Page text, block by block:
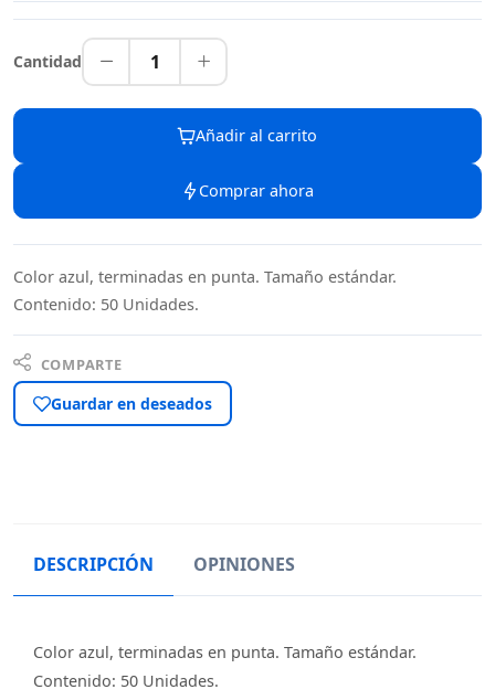
Cantidad 1
Añadir al carrito
Comprar ahora
Color azul, terminadas en punta. Tamaño estándar.
Contenido: 50 Unidades.
COMPARTE
Guardar en deseados
DESCRIPCIÓN OPINIONES
Color azul, terminadas en punta. Tamaño estándar.
Contenido: 50 Unidades.